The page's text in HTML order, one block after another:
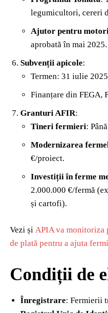
legumicultori, cereri
Ajutor pentru
aprobată în mai 2025.
Subvenții apicole:
Termen: 31 iulie
Finanțare din FEGA,
Granturi AFIR:
Tineri fermieri:
Modernizarea
€/proiect.
Investiții în ferme
2.000.000 €/fermă
și cartofi).
Vezi și APIA va monitoriza
de plată pentru a ajuta
Condiții de
Înregistrare: Fermierii